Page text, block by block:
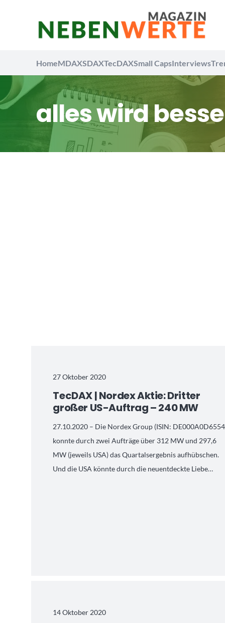
HomeMDAXSDAXTecDAXSmall CapsInterviews
alles wird
27 Oktober 2020
TecDAX | Nordex Aktie: Dritter
großer US-Auftrag – 240 MW
27.10.2020 – Die Nordex Group (ISIN:
konnte durch zwei Aufträge über 312 MW und 297,6
MW (jeweils USA) das Quartalsergebnis aufhübschen.
Und die USA könnte durch die neuentdeckte Liebe…
14 Oktober 2020